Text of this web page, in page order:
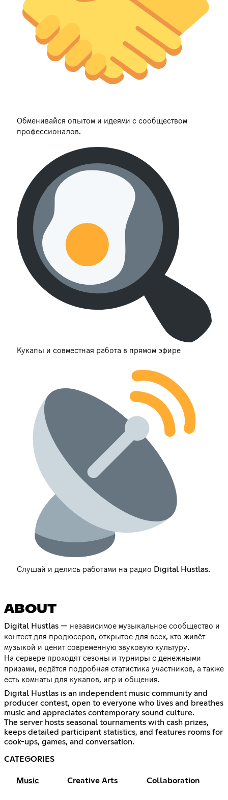
Обменивайся опытом и идеями с сообществом
профессионалов.
Кукапы и совместная работа в прямом эфире
Слушай и делись работами на радио Digital Hustlas.
ABOUT
Digital Hustlas — независимое музыкальное сообщество и
контест для продюсеров, открытое для всех, кто живёт
музыкой и ценит современную звуковую культуру.
На сервере проходят сезоны и турниры с денежными
призами, ведётся подробная статистика участников, а также
есть комнаты для кукапов, игр и общения.
Digital Hustlas is an independent music community and
producer contest, open to everyone who lives and breathes
music and appreciates contemporary sound culture.
The server hosts seasonal tournaments with cash prizes,
keeps detailed participant statistics, and features rooms for
cook-ups, games, and conversation.
CATEGORIES
Music Creative Arts Collaboration